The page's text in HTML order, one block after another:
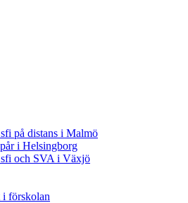
på distans i Malmö
i Helsingborg
och SVA i Växjö
förskolan